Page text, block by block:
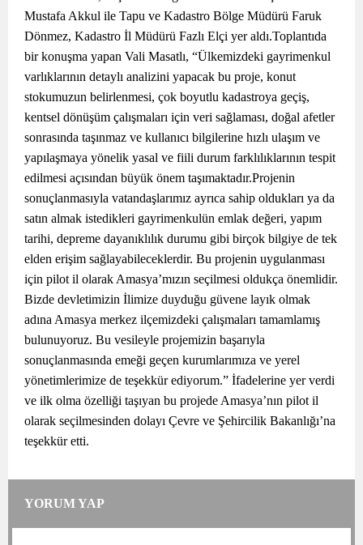
Mustafa Akkul ile Tapu ve Kadastro Bölge Müdürü Faruk
Dönmez, Kadastro İl Müdürü Fazlı Elçi yer aldı.Toplantıda
bir konuşma yapan Vali Masatlı, “Ülkemizdeki gayrimenkul
varlıklarının detaylı analizini yapacak bu proje, konut
stokumuzun belirlenmesi, çok boyutlu kadastroya geçiş,
kentsel dönüşüm çalışmaları için veri sağlaması, doğal afetler
sonrasında taşınmaz ve kullanıcı bilgilerine hızlı ulaşım ve
yapılaşmaya yönelik yasal ve fiili durum farklılıklarının tespit
edilmesi açısından büyük önem taşımaktadır.Projenin
sonuçlanmasıyla vatandaşlarımız ayrıca sahip oldukları ya da
satın almak istedikleri gayrimenkulün emlak değeri, yapım
tarihi, depreme dayanıklılık durumu gibi birçok bilgiye de tek
elden erişim sağlayabileceklerdir. Bu projenin uygulanması
için pilot il olarak Amasya’mızın seçilmesi oldukça önemlidir.
Bizde devletimizin İlimize duyduğu güvene layık olmak
adına Amasya merkez ilçemizdeki çalışmaları tamamlamış
bulunuyoruz. Bu vesileyle projemizin başarıyla
sonuçlanmasında emeği geçen kurumlarımıza ve yerel
yönetimlerimize de teşekkür ediyorum.” İfadelerine yer verdi
ve ilk olma özelliği taşıyan bu projede Amasya’nın pilot il
olarak seçilmesinden dolayı Çevre ve Şehircilik Bakanlığı’na
teşekkür etti.
YORUM YAP